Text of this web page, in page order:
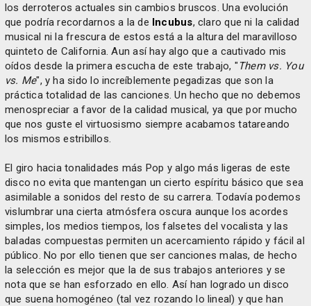
los derroteros actuales sin cambios bruscos. Una evolución
que podría recordarnos a la de Incubus, claro que ni la calidad
musical ni la frescura de estos está a la altura del maravilloso
quinteto de California. Aun así hay algo que a cautivado mis
oídos desde la primera escucha de este trabajo, " Them vs. You
vs. Me", y ha sido lo increíblemente pegadizas que son la
práctica totalidad de las canciones. Un hecho que no debemos
menospreciar a favor de la calidad musical, ya que por mucho
que nos guste el virtuosismo siempre acabamos tatareando
los mismos estribillos.
El giro hacia tonalidades más Pop y algo más ligeras de este
disco no evita que mantengan un cierto espíritu básico que sea
asimilable a sonidos del resto de su carrera. Todavía podemos
vislumbrar una cierta atmósfera oscura aunque los acordes
simples, los medios tiempos, los falsetes del vocalista y las
baladas compuestas permiten un acercamiento rápido y fácil al
público. No por ello tienen que ser canciones malas, de hecho
la selección es mejor que la de sus trabajos anteriores y se
nota que se han esforzado en ello. Así han logrado un disco
que suena homogéneo (tal vez rozando lo lineal) y que han